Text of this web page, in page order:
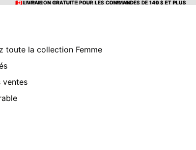
🇨🇦 LIVRAISON GRATUITE POUR LES COMMANDES DE 140 $ ET PLUS
🇨🇦 LIVRAISON GRATUITE POUR LES COMMANDES DE 140 $ ET PLUS
toute la collection Femme
ventes